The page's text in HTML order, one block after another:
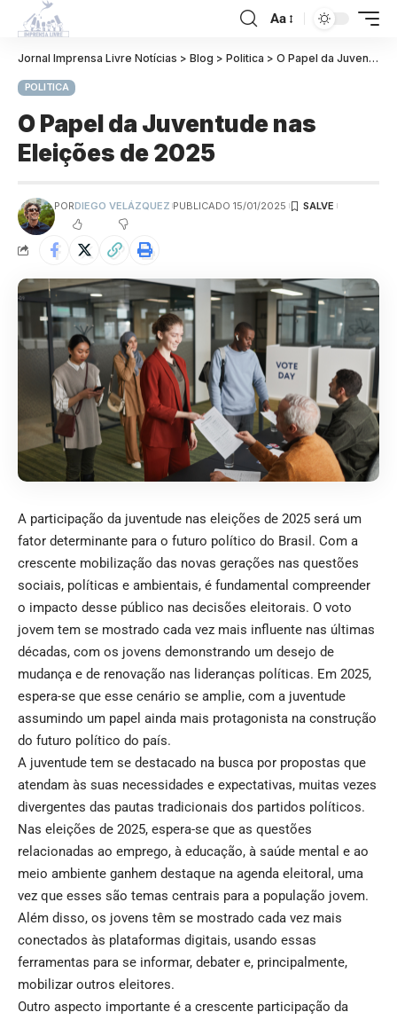
Aa
Jornal Imprensa Livre Notícias > Blog > Politica > O Papel da Juventude nas Eleições de 2025
POLITICA
O Papel da Juventude nas
Eleições de 2025
PORDIEGO VELÁZQUEZ PUBLICADO 15/01/2025
A participação da juventude nas eleições de 2025 será um
fator determinante para o futuro político do Brasil. Com a
crescente mobilização das novas gerações nas questões
sociais, políticas e ambientais, é fundamental compreender
o impacto desse público nas decisões eleitorais. O voto
jovem tem se mostrado cada vez mais influente nas últimas
décadas, com os jovens demonstrando um desejo de
mudança e de renovação nas lideranças políticas. Em 2025,
espera-se que esse cenário se amplie, com a juventude
assumindo um papel ainda mais protagonista na construção
do futuro político do país.
A juventude tem se destacado na busca por propostas que
atendam às suas necessidades e expectativas, muitas vezes
divergentes das pautas tradicionais dos partidos políticos.
Nas eleições de 2025, espera-se que as questões
relacionadas ao emprego, à educação, à saúde mental e ao
meio ambiente ganhem destaque na agenda eleitoral, uma
vez que esses são temas centrais para a população jovem.
Além disso, os jovens têm se mostrado cada vez mais
conectados às plataformas digitais, usando essas
ferramentas para se informar, debater e, principalmente,
mobilizar outros eleitores.
Outro aspecto importante é a crescente participação da